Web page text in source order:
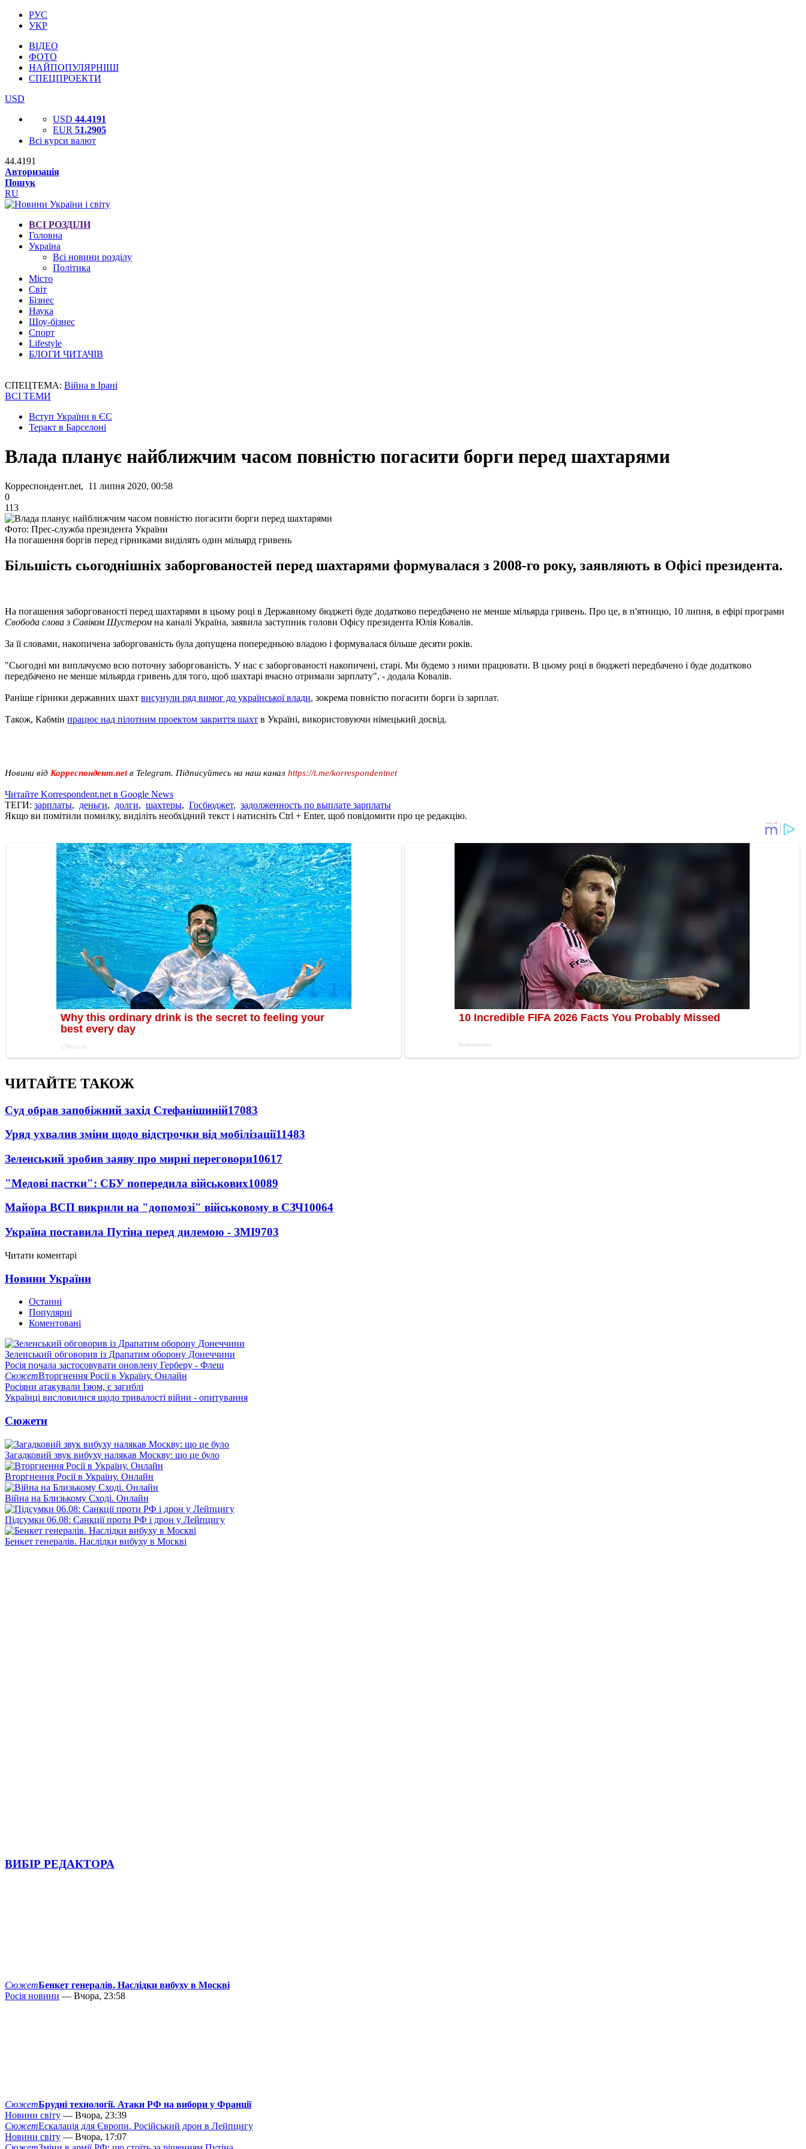
РУС
УКР
ВІДЕО
ФОТО
НАЙПОПУЛЯРНІШІ
СПЕЦПРОЕКТИ
USD
USD 44.4191
EUR 51.2905
Всі курси валют
44.4191
Авторизація
Пошук
RU
ВСІ РОЗДІЛИ
Головна
Україна
Всі новини розділу
Політика
Місто
Світ
Бізнес
Наука
Шоу-бізнес
Спорт
Lifestyle
БЛОГИ ЧИТАЧІВ
СПЕЦТЕМА: Війна в Ірані
ВСІ ТЕМИ
Вступ України в ЄС
Теракт в Барселоні
Влада планує найближчим часом повністю погасити борги перед шахтарями
Корреспондент.net, 11 липня 2020, 00:58
0
113
Фото: Прес-служба президента України
На погашення боргів перед гірниками виділять один мільярд гривень
Більшість сьогоднішніх заборгованостей перед шахтарями формувалася з 2008-го року, заявляють в Офісі президента.
На погашення заборгованості перед шахтарями в цьому році в Державному бюджеті буде додатково передбачено не менше мільярда гривень. Про це, в п'ятницю, 10 липня, в ефірі програми
Свобода слова з Савіком Шустером на каналі Україна, заявила заступник голови Офісу президента Юлія Ковалів.
За її словами, накопичена заборгованість була допущена попередньою владою і формувалася більше десяти років.
"Сьогодні ми виплачуємо всю поточну заборгованість. У нас є заборгованості накопичені, старі. Ми будемо з ними працювати. В цьому році в бюджеті передбачено і буде додатково
передбачено не менше мільярда гривень для того, щоб шахтарі вчасно отримали зарплату", - додала Ковалів.
Раніше гірники державних шахт висунули ряд вимог до української влади, зокрема повністю погасити борги із зарплат.
Також, Кабмін працює над пілотним проектом закриття шахт в Україні, використовуючи німецький досвід.
Новини від Корреспондент.net в Telegram. Підписуйтесь на наш канал https://t.me/korrespondentnet
Читайте Korrespondent.net в Google News
ТЕГИ: зарплаты, деньги, долги, шахтеры, Госбюджет, задолженность по выплате зарплаты
Якщо ви помітили помилку, виділіть необхідний текст і натисніть Ctrl + Enter, щоб повідомити про це редакцію.
ЧИТАЙТЕ ТАКОЖ
Суд обрав запобіжний захід Стефанішиній17083
Уряд ухвалив зміни щодо відстрочки від мобілізації11483
Зеленський зробив заяву про мирні переговори10617
"Медові пастки": СБУ попередила військових10089
Майора ВСП викрили на "допомозі" військовому в СЗЧ10064
Україна поставила Путіна перед дилемою - ЗМІ9703
Читати коментарі
Новини України
Останні
Популярні
Коментовані
Зеленський обговорив із Драпатим оборону Донеччини
Росія почала застосовувати оновлену Герберу - Флеш
СюжетВторгнення Росії в Україну. Онлайн
Росіяни атакували Ізюм, є загиблі
Українці висловилися щодо тривалості війни - опитування
Сюжети
Загадковий звук вибуху налякав Москву: що це було
Вторгнення Росії в Україну. Онлайн
Війна на Близькому Сході. Онлайн
Підсумки 06.08: Санкції проти РФ і дрон у Лейпцигу
Бенкет генералів. Наслідки вибуху в Москві
ВИБІР РЕДАКТОРА
СюжетБенкет генералів. Наслідки вибуху в Москві
Росія новини — Вчора, 23:58
СюжетБрудні технології. Атаки РФ на вибори у Франції
Новини світу — Вчора, 23:39
СюжетЕскалація для Європи. Російський дрон в Лейпцигу
Новини світу — Вчора, 17:07